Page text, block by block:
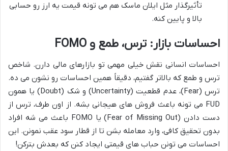
تأثیرگذار مثل ایلان ماسک هم می تونه قیمت یه ارز رو حسابی
بالا و پایین کنه.
احساسات بازار: ترس، طمع و FOMO
احساسات انسانی نقش خیلی مهمی تو بازارهای مالی دارن. شاخص
ترس و طمع که بالاتر گفتیم، دقیقاً همین احساسات رو نشون می ده.
ترس (Fear)، عدم قطعیت (Uncertainty) و شک (Doubt) یا همون
FUD می تونه باعث فروش های هیجانی بشه. از اون طرف، ترس از
دست دادن (Fear of Missing Out) یا FOMO باعث می شه افراد
بدون تحقیق کافی، وارد معامله بشن تا از قطار سود عقب نمونن. این
احساسات می تونن حباب های قیمتی ایجاد کنن که بعدش بترکن!